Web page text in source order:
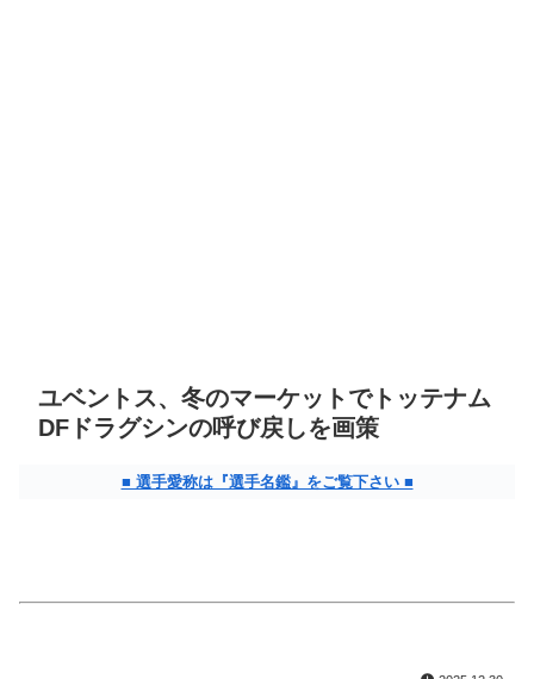
ユベントス、冬のマーケットでトッテナム
DFドラグシンの呼び戻しを画策
■ 選手愛称は『選手名鑑』をご覧下さい ■